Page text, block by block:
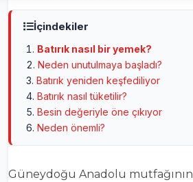
İçindekiler
Batırık nasıl bir yemek?
Neden unutulmaya başladı?
Batırık yeniden keşfediliyor
Batırık nasıl tüketilir?
Besin değeriyle öne çıkıyor
Neden önemli?
Güneydoğu Anadolu mutfağının köklü